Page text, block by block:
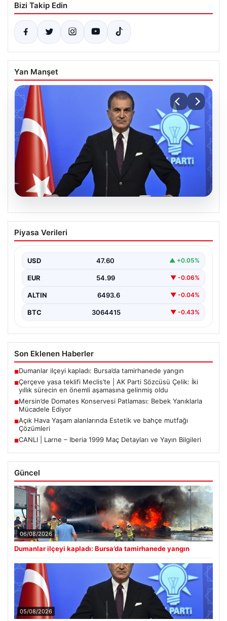
Bizi Takip Edin
Yan Manşet
Çerçeve yasa teklifi Meclis’te | AK Parti
Sözcüsü Çelik: İki yıllık sürecin en
Piyasa Verileri
USD 47.60 ▲ +0.05%
EUR 54.99 ▼ -0.06%
ALTIN 6493.6 ▼ -0.04%
BTC 3064415 ▼ -0.43%
Son Eklenen Haberler
■Dumanlar ilçeyi kapladı: Bursa’da tamirhanede yangın
■Çerçeve yasa teklifi Meclis’te | AK Parti Sözcüsü Çelik: İki
yıllık sürecin en önemli aşamasına gelinmiş oldu
■Mersin’de Domates Konservesi Patlaması: Bebek Yanıklarla
Mücadele Ediyor
■Açık Hava Yaşam alanlarında Estetik ve bahçe mutfağı
Çözümleri
■CANLI | Larne – Iberia 1999 Maç Detayları ve Yayın Bilgileri
Güncel
06/08/2026
Dumanlar ilçeyi kapladı: Bursa’da tamirhanede yangın
05/08/2026